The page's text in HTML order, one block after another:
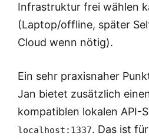
Infrastruktur frei wählen
(Laptop/offline, später
Cloud wenn nötig).
Ein sehr praxisnaher
Jan bietet zusätzlich
kompatiblen lokalen API-
localhost:1337. Das ist